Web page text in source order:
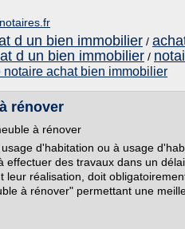
d un bien immobilier /
d un bien immobilier /
notaire achat bien immobilier
rénover
à rénover
d'habitation ou à usage
effectuer des travaux dans un
leur réalisation, doit
à rénover" permettant une